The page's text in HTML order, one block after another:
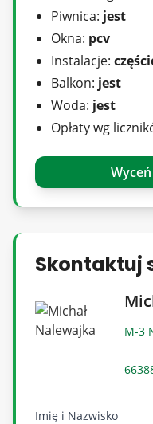
Nota prawna:
stanowi oferty
Cywilnego. Ma
osobistą
informacji, gdyż
ogłoszeń mogą
Piwnica: jest
Okna: pcv
Instalacje:
Balkon: jest
Woda: jest
Opłaty wg
Skontaktuj
M-3
Imię i Nazwisko